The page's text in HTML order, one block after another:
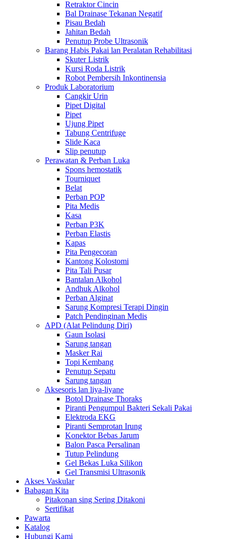
Retraktor Cincin
Bal Drainase Tekanan Negatif
Pisau Bedah
Jahitan Bedah
Penutup Probe Ultrasonik
Barang Habis Pakai lan Peralatan Rehabilitasi
Skuter Listrik
Kursi Roda Listrik
Robot Pembersih Inkontinensia
Produk Laboratorium
Cangkir Urin
Pipet Digital
Pipet
Ujung Pipet
Tabung Centrifuge
Slide Kaca
Slip penutup
Perawatan & Perban Luka
Spons hemostatik
Tourniquet
Belat
Perban POP
Pita Medis
Kasa
Perban P3K
Perban Elastis
Kapas
Pita Pengecoran
Kantong Kolostomi
Pita Tali Pusar
Bantalan Alkohol
Andhuk Alkohol
Perban Alginat
Sarung Kompresi Terapi Dingin
Patch Pendinginan Medis
APD (Alat Pelindung Diri)
Gaun Isolasi
Sarung tangan
Masker Rai
Topi Kembang
Penutup Sepatu
Sarung tangan
Aksesoris lan liya-liyane
Botol Drainase Thoraks
Piranti Pengumpul Bakteri Sekali Pakai
Elektroda EKG
Piranti Semprotan Irung
Konektor Bebas Jarum
Balon Pasca Persalinan
Tutup Pelindung
Gel Bekas Luka Silikon
Gel Transmisi Ultrasonik
Akses Vaskular
Babagan Kita
Pitakonan sing Sering Ditakoni
Sertifikat
Pawarta
Katalog
Hubungi Kami